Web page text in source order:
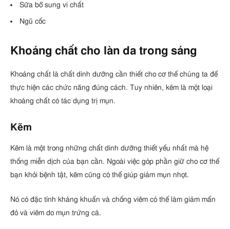
Sữa bổ sung vi chất
Ngũ cốc
Khoáng chất cho làn da trong sáng
Khoáng chất là chất dinh dưỡng cần thiết cho cơ thể chúng ta để
thực hiện các chức năng đúng cách. Tuy nhiên, kẽm là một loại
khoáng chất có tác dụng trị mụn.
Kẽm
Kẽm là một trong những chất dinh dưỡng thiết yếu nhất mà hệ
thống miễn dịch của bạn cần. Ngoài việc góp phần giữ cho cơ thể
bạn khỏi bệnh tật, kẽm cũng có thể giúp giảm mụn nhọt.
Nó có đặc tính kháng khuẩn và chống viêm có thể làm giảm mẩn
đỏ và viêm do mụn trứng cá.